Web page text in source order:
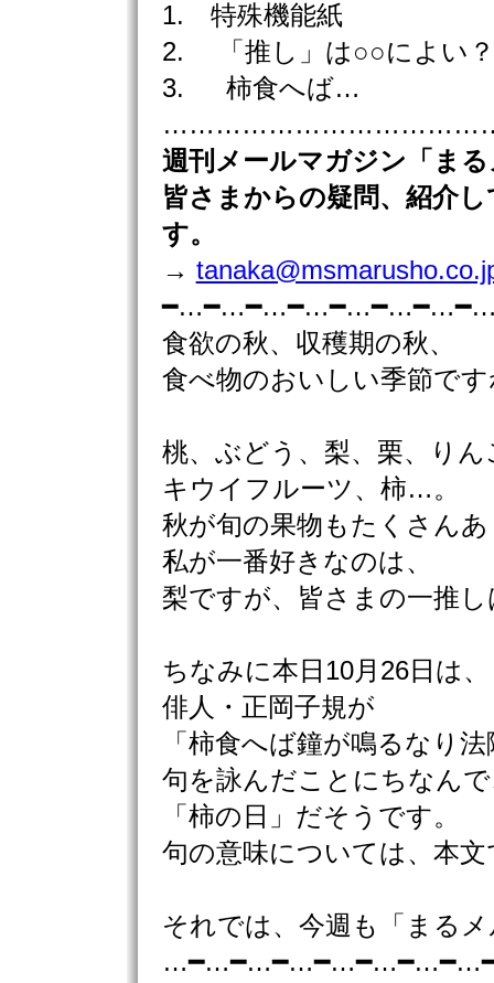
1. 特殊機能紙
2. 「推し」は○○によい？
3. 柿食へば…
週刊 メールマガジン「ま
皆さまからの疑問、紹介
す。
→
食欲の秋、収穫期の秋、
食べ物のおいしい季節です
桃、ぶどう、梨、栗、りん
キウイフルーツ、柿…。
秋が旬の果物もたくさん
私が一番好きなのは、
梨ですが、皆さまの一推
ちなみに本日10月26日は、
俳人・正岡子規が
「柿食へば鐘が鳴るなり
句を詠んだことにちなん
「柿の日」だそうです。
句の意味については、本
それでは、今週も「まる